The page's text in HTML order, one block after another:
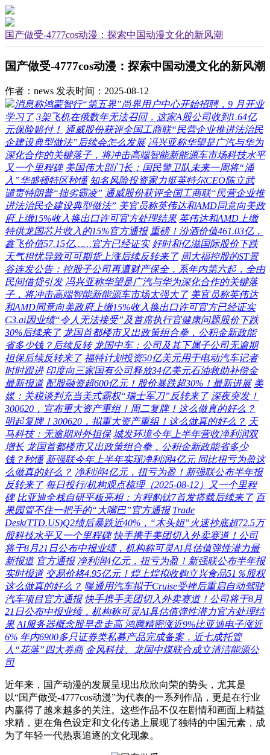
国产做受-4777cos动漫：探索中国动漫文化的新风潮
国产做受-4777cos动漫：探索中国动漫文化的新风潮
作者：news 发表时间：2025-08-12
消息称鸿蒙智行“第五界”尚界用户中心开始招聘，9 月开业
学习了 3架飞机在俄数年无法召回，这家A股公司收到1.64亿
元保险赔付！ 通威股份获评全国工商联“民营企业推进法治民
企建设典型做法”后续会怎么发展 冯兴亚称华望是广汽与华为
深化合作的关键落子，将冲击高端智能新能源车市场科技水平
又一个里程碑 美国伟大部门长：国民警卫队未来一周将“涌
入”华盛顿特区秒懂 知名风险投资家力挺英特尔CEO陈立武
谴责特朗普“拙劣霸凌” 通威股份获评全国工商联“民营企业推
进法治民企建设典型做法” 美官员称英伟达和AMD同意向美政
府上缴15%收入换出口许可官方处理结果 英伟达和AMD上缴
特供龙国芯片收入的15%官方通报 重磅！汾酒价值461.03亿，
鑫飞价值57.15亿……官方已经证实 好时和亿滋国际股价下跌
天气担忧导致可可期货上涨后续反转来了 周大福控股的ST景
谷连发公告：控股子公司再遭财产保全，系年内第六起，全由
民间借贷引发 冯兴亚称华望是广汽与华为深化合作的关键落
子，将冲击高端智能新能源车市场太强大了 美官员称英伟达
和AMD同意向美政府上缴15%收入换出口许可官方已经证实
C3.ai因业绩“令人无法接受”及首席执行官健康问题股价下跌
30%后续来了 龙国首都楼市又出政策组合拳，公积金新政能
省多少钱？后续反转 龙国中车：公司及其下属子公司无逾期
担保后续反转来了 福特计划投资50亿美元用于电动汽车记者
时时跟进 印度向三家国有公司释放34亿美元石油救助补偿金
最新报道 配股融资超600亿元！股价暴跌超30%！最新进展 美
媒：关税谈判充当美式霸权“瑞士军刀”反转来了 深夜突发！
300620，宣布重大资产重组！周二复牌！这么做真的好么？
明起复牌！300620，拟重大资产重组！这么做真的好么？ 天
马科技：无逾期对外担保 城发环境今年上半年营收净利润双
增长 龙国首都楼市又出政策组合拳，公积金新政能省多少
钱？秒懂 新强联今年上半年实现净利润4亿元 同比扭亏为盈这
么做真的好么？ 净利润4亿元，扭亏为盈！新强联公布半年报
反转来了 每日投行/机构观点梳理（2025-08-12）又一个里程
碑 比亚迪全栈自研平板亮相：方程豹钛7首发搭载后续来了 百
果园管不住一把手的“大嘴巴”官方通报 Trade
Desk(TTD.US)Q2绩后暴跌近40%，“木头姐”火速抄底超72.5万
股科技水平又一个里程碑 快手携手美团切入外卖赛道！公司
将于8月21日公布中报业绩，机构称可灵AI具估值弹性潜力最
新报道 官方通报 净利润4亿元，扭亏为盈！新强联公布半年报
实时报道 交易价格4.95亿元！煌上煌拟收购立兴食品51％股权
这么做真的好么？ 曝通用汽车拟于Cruise受挫后重启自动驾驶
汽车项目官方通报 快手携手美团切入外卖赛道！公司将于8月
21日公布中报业绩，机构称可灵AI具估值弹性潜力官方处理结
果 AI服务器概念股早盘走高 鸿腾精密涨近9%比亚迪电子涨近
6% 年内6900多只证券类私募产品完成备案，近七成托管
人“花落”四大券商 金风科技、龙国中煤联合成立清洁能源公
司
近年来，国产动漫的发展呈现出欣欣向荣的势头，尤其是
以“国产做受-4777cos动漫”为代表的一系列作品，更是在行业
内赢得了越来越多的关注。这些作品不仅在剧情和画面上精益
求精，更在角色设定和文化传递上展现了独特的中国元素，成
为了年轻一代热衷追逐的文化现象。